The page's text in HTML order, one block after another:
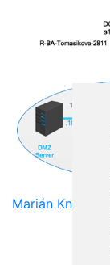
Marián Knězek